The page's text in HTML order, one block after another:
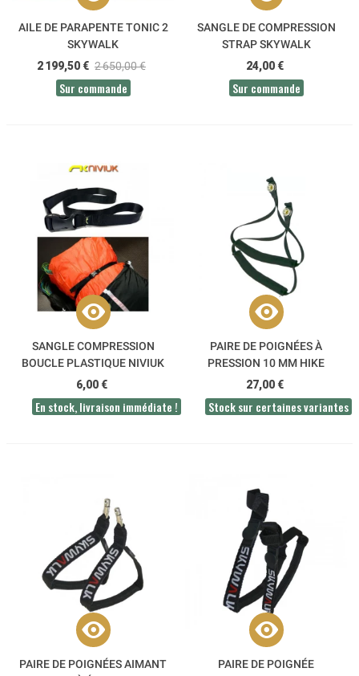
AILE DE PARAPENTE TONIC 2
SKYWALK
2 199,50 € 2 650,00 €
Sur commande
SANGLE DE COMPRESSION
STRAP SKYWALK
24,00 €
Sur commande
SANGLE COMPRESSION
BOUCLE PLASTIQUE NIVIUK
6,00 €
En stock, livraison immédiate !
PAIRE DE POIGNÉES À
PRESSION 10 MM HIKE
SKYWALK
27,00 €
Stock sur certaines variantes
PAIRE DE POIGNÉES AIMANT
PAIRE DE POIGNÉE